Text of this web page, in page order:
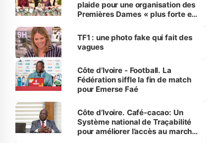
plaide pour une organisation des
Premières Dames « plus forte et
sur la scène internationale »
TF1 : une photo fake qui fait des
vagues
Côte d’Ivoire - Football. La
Fédération siffle la fin de match
pour Emerse Faé
Côte d’Ivoire. Café-cacao: Un
Système national de Traçabilité
pour améliorer l’accès au marché